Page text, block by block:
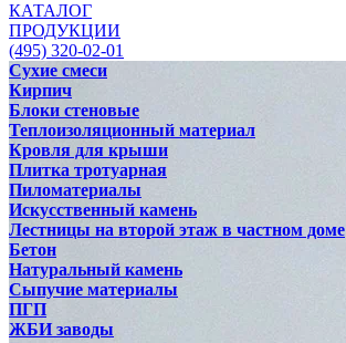
КАТАЛОГ
ПРОДУКЦИИ
(495) 320-02-01
Сухие смеси
Кирпич
Блоки стеновые
Теплоизоляционный материал
Кровля для крыши
Плитка тротуарная
Пиломатериалы
Искусственный камень
Лестницы на второй этаж в частном доме
Бетон
Натуральный камень
Сыпучие материалы
ПГП
ЖБИ заводы